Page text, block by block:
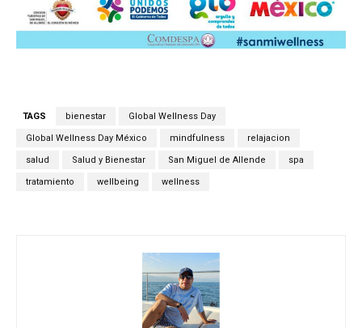
TAGS bienestar Global Wellness Day
Global Wellness Day México mindfulness relajacion
salud Salud y Bienestar San Miguel de Allende spa
tratamiento wellbeing wellness